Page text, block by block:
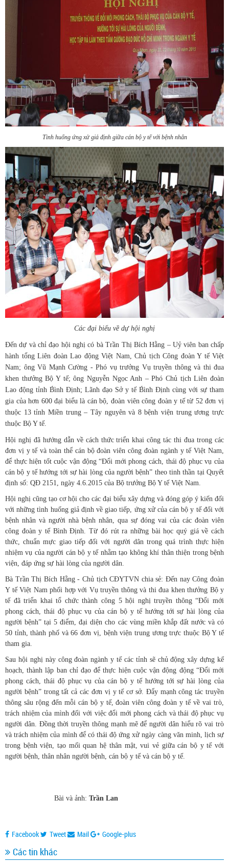
Tình huống ứng xử giả định giữa cán bộ y tế với bệnh nhân
Các đại biểu về dự hội nghị
Đến dự và chỉ đạo hội nghị có bà Trần Thị Bích Hằng – Uỷ viên ban chấp
hành tổng Liên đoàn Lao động Việt Nam, Chủ tịch Công đoàn Y tế Việt
Nam; ông Vũ Mạnh Cường - Phó vụ trưởng Vụ truyền thông và thi đua
khen thưởng Bộ Y tế; ông Nguyễn Ngọc Anh – Phó Chủ tịch Liên đoàn
Lao động tỉnh B́ình Định; Lãnh đạo Sở y tế B́ình Định cùng với sự tham
gia của hơn 600 đại biểu là cán bộ, đoàn viên công đoàn y tế từ 52 đơn vị
thuộc 13 tỉnh Miền trung – Tây nguyên và 8 bệnh viện trung ương trực
thuộc Bộ Y tế.
Hội nghị đã hướng dẫn về cách thức triển khai công tác thi đua trong các
đơn vị y tế và toàn thể cán bộ đoàn viên công đoàn ngành y tế Việt Nam,
để thực hiện tốt cuộc vận động “Đổi mới phong cách, thái độ phục vụ của
cán bộ y tế hướng tới sự hài ḷòng của người bệnh” theo tinh thần tại Quyết
định số: QĐ 2151, ngày 4.6.2015 của Bộ trưởng Bộ Y tế Việt Nam.
Hội nghị cũng tạo cơ hội cho các đại biểu xây dựng và đóng góp ý kiến đối
với những tình huống giả định về giao tiếp, ứng xử của cán bộ y tế đối với
bệnh nhân và người nhà bệnh nhân, qua sự đóng vai của các đoàn viên
công đoàn y tế Bình Định. Từ đó rút ra những bài học quý giá về cách
thức, chuẩn mực giao tiếp đối với người dân trong quá trình thực hiện
nhiệm vụ của người cán bộ y tế nhằm tạo không khí thân thiện trong bệnh
viện, đáp ứng sự hài lòng của người dân.
Bà Trần Thị Bích Hằng - Chủ tịch CĐYTVN chia sẻ: Đến nay Công đoàn
Y tế Việt Nam phối hợp với Vụ truyền thông và thi đua khen thưởng Bộ y
tế đã triển khai tổ chức thành công 5 hội nghị truyền thông “Đổi mới
phong cách, thái độ phục vụ của cán bộ y tế hướng tới sự hài ḷòng của
người bệnh” tại 5 điểm, đại diện cho các vùng miền khắp đất nước và có
50 tỉnh, thành phố và 66 đơn vị, bệnh viện trung ương trực thuộc Bộ Y tế
tham gia.
Sau hội nghị này công đoàn ngành y tế các tỉnh sẽ chủ động xây dựng kế
hoạch, thành lập ban chỉ đạo để thực hiện cuộc vận động động “Đổi mới
phong cách, thái độ phục vụ của cán bộ y tế hướng tới sự hài ḷòng của
người bệnh” trong tất cả các đơn vị y tế cơ sở. Đẩy mạnh công tác truyền
thông sâu rộng đến mỗi cán bộ y tế, đoàn viên công đoàn y tế về vai trò,
trách nhiệm của mình đối với việc đổi mới phong cách và thái độ phục vụ
người dân. Đồng thời truyền thông mạnh mẽ để người dân hiểu rõ vai trò
và trách nhiệm của mình để có thái độ ứng xử ngày càng văn minh, lịch sự
trong bệnh viện, tạo mối quan hệ thân mật, vui vẻ giữa cán bộ y tế với
người bệnh, thân nhân người bệnh, cán bộ y tế và cán bộ y tế.
Bài và ảnh: Trần Lan
Facebook Tweet Mail Google-plus
Các tin khác